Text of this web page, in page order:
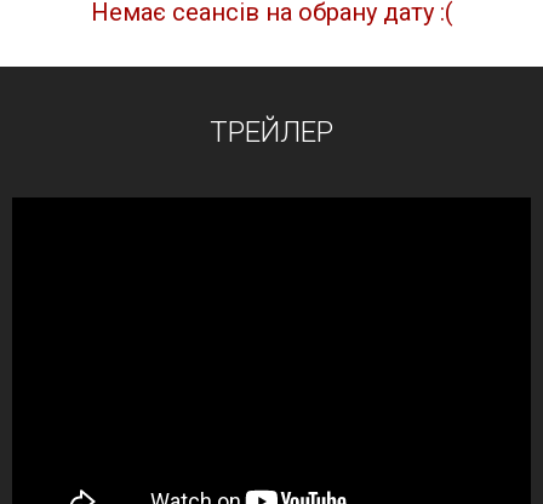
Немає сеансів на обрану дату :(
ТРЕЙЛЕР